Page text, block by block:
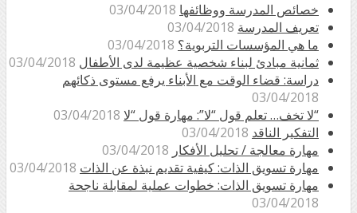
خصائص المدرسة ووظائفها 03/04/2018
تعريف المدرسة 03/04/2018
ما هي المؤسسات التربوية؟ 03/04/2018
ثمانية مبادئ لبناء شخصية عظيمة لدى الأطفال 03/04/2018
دراسة: قضاء الوقت مع الأبناء يرفع مستوى ذكائهم
03/04/2018
“لا تخف… تعلم قول “لا”: مهارة قول “لا 03/04/2018
التفكير الناقد 03/04/2018
مهارة معالجة / تحليل الأفكار 03/04/2018
مهارة تسويق الذات: كيفية تقديم نبذة عن الذات 03/04/2018
مهارة تسويق الذات: خطوات عملية لمقابلة ناجحة
03/04/2018